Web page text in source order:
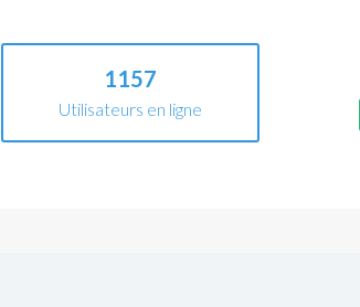
1157
Utilisateurs en ligne